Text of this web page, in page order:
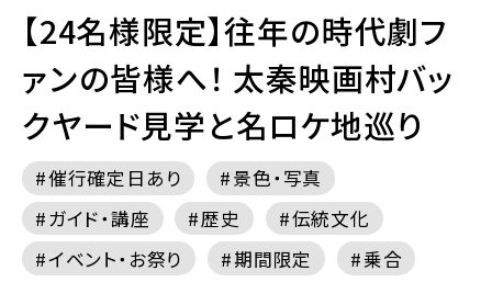
【24名様限定】往年の時代劇フ
ァンの皆様へ！ 太秦映画村バッ
クヤード見学と名ロケ地巡り
催行確定日あり
景色・写真
ガイド・講座
歴史
伝統文化
イベント・お祭り
期間限定
乗合